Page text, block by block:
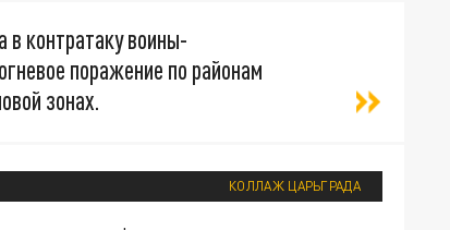
в контратаку воины-
поражение по районам
зонах.
КОЛЛАЖ ЦАРЬГРАДА